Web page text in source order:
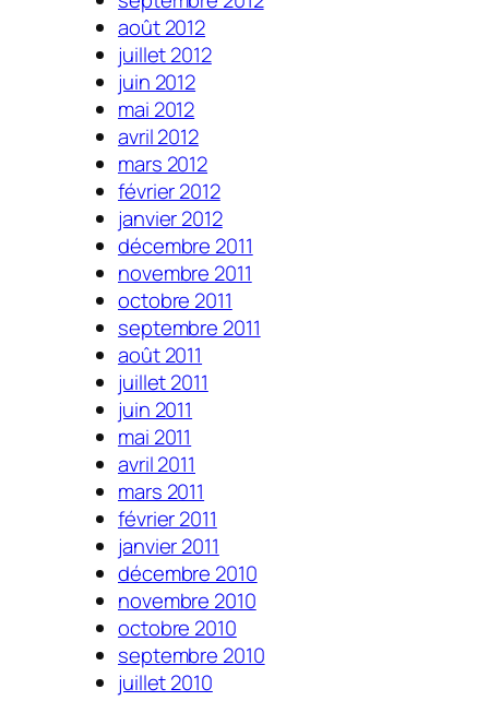
août 2012
juillet 2012
juin 2012
mai 2012
avril 2012
mars 2012
février 2012
janvier 2012
décembre 2011
novembre 2011
octobre 2011
septembre 2011
août 2011
juillet 2011
juin 2011
mai 2011
avril 2011
mars 2011
février 2011
janvier 2011
décembre 2010
novembre 2010
octobre 2010
septembre 2010
juillet 2010